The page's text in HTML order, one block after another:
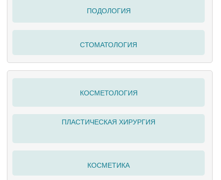
ПОДОЛОГИЯ
СТОМАТОЛОГИЯ
КОСМЕТОЛОГИЯ
ПЛАСТИЧЕСКАЯ ХИРУРГИЯ
КОСМЕТИКА